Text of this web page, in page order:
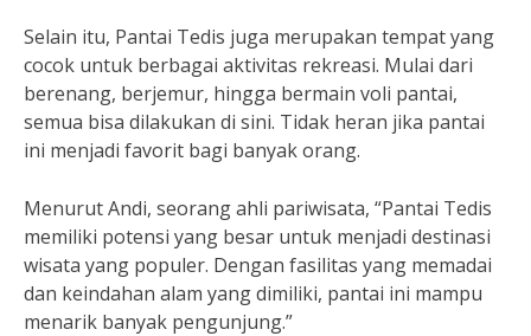
Selain itu, Pantai Tedis juga merupakan tempat yang
cocok untuk berbagai aktivitas rekreasi. Mulai dari
berenang, berjemur, hingga bermain voli pantai,
semua bisa dilakukan di sini. Tidak heran jika pantai
ini menjadi favorit bagi banyak orang.
Menurut Andi, seorang ahli pariwisata, “Pantai Tedis
memiliki potensi yang besar untuk menjadi destinasi
wisata yang populer. Dengan fasilitas yang memadai
dan keindahan alam yang dimiliki, pantai ini mampu
menarik banyak pengunjung.”